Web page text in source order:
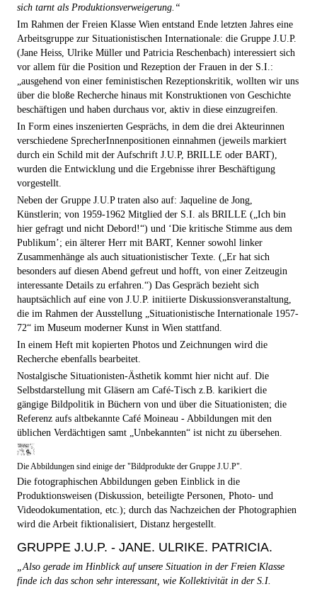
sich tarnt als Produktionsverweigerung.“
Im Rahmen der Freien Klasse Wien entstand Ende letzten Jahres eine
Arbeitsgruppe zur Situationistischen Internationale: die Gruppe J.U.P.
(Jane Heiss, Ulrike Müller und Patricia Reschenbach) interessiert sich
vor allem für die Position und Rezeption der Frauen in der S.I.:
„ausgehend von einer feministischen Rezeptionskritik, wollten wir uns
über die bloße Recherche hinaus mit Konstruktionen von Geschichte
beschäftigen und haben durchaus vor, aktiv in diese einzugreifen.
In Form eines inszenierten Gesprächs, in dem die drei Akteurinnen
verschiedene SprecherInnenpositionen einnahmen (jeweils markiert
durch ein Schild mit der Aufschrift J.U.P, BRILLE oder BART),
wurden die Entwicklung und die Ergebnisse ihrer Beschäftigung
vorgestellt.
Neben der Gruppe J.U.P traten also auf: Jaqueline de Jong,
Künstlerin; von 1959-1962 Mitglied der S.I. als BRILLE („Ich bin
hier gefragt und nicht Debord!“) und ‘Die kritische Stimme aus dem
Publikum’; ein älterer Herr mit BART, Kenner sowohl linker
Zusammenhänge als auch situationistischer Texte. („Er hat sich
besonders auf diesen Abend gefreut und hofft, von einer Zeitzeugin
interessante Details zu erfahren.“) Das Gespräch bezieht sich
hauptsächlich auf eine von J.U.P. initiierte Diskussionsveranstaltung,
die im Rahmen der Ausstellung „Situationistische Internationale 1957-
72“ im Museum moderner Kunst in Wien stattfand.
In einem Heft mit kopierten Photos und Zeichnungen wird die
Recherche ebenfalls bearbeitet.
Nostalgische Situationisten-Ästhetik kommt hier nicht auf. Die
Selbstdarstellung mit Gläsern am Café-Tisch z.B. karikiert die
gängige Bildpolitik in Büchern von und über die Situationisten; die
Referenz aufs altbekannte Café Moineau - Abbildungen mit den
üblichen Verdächtigen samt „Unbekannten“ ist nicht zu übersehen.
Die Abbildungen sind einige der "Bildprodukte der Gruppe J.U.P".
Die fotographischen Abbildungen geben Einblick in die
Produktionsweisen (Diskussion, beteiligte Personen, Photo- und
Videodokumentation, etc.); durch das Nachzeichen der Photographien
wird die Arbeit fiktionalisiert, Distanz hergestellt.
GRUPPE J.U.P. - JANE. ULRIKE. PATRICIA.
„Also gerade im Hinblick auf unsere Situation in der Freien Klasse
finde ich das schon sehr interessant, wie Kollektivität in der S.I.